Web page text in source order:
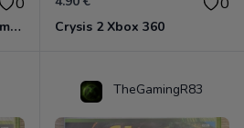
Darksiders Ii - Edition Limitée Xbox 360 Crysis 2 Xbox 360
TheGamingR83